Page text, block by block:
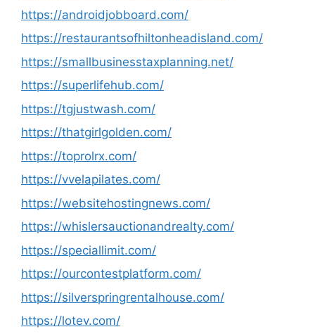
https://androidjobboard.com/
https://restaurantsofhiltonheadisland.com/
https://smallbusinesstaxplanning.net/
https://superlifehub.com/
https://tgjustwash.com/
https://thatgirlgolden.com/
https://toprolrx.com/
https://vvelapilates.com/
https://websitehostingnews.com/
https://whislersauctionandrealty.com/
https://speciallimit.com/
https://ourcontestplatform.com/
https://silverspringrentalhouse.com/
https://lotev.com/